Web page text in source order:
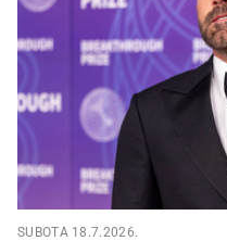
SUBOTA 18.7.2026.